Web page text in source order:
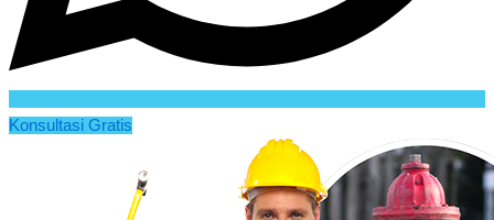
Konsultasi Gratis